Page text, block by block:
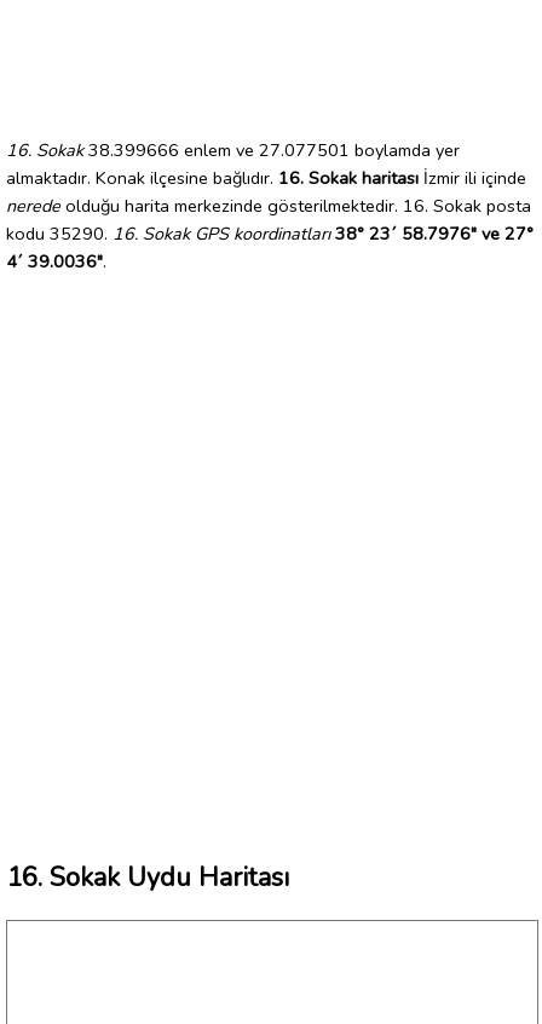
16. Sokak38.399666 enlem ve 27.077501 boylamda yer
almaktadır. Konak ilçesine bağlıdır. 16. Sokak haritası İzmir ili içinde
nerede olduğu harita merkezinde gösterilmektedir. 16. Sokak posta
kodu 35290. 16. Sokak GPS koordinatları 38° 23´ 58.7976" ve 27°
4´ 39.0036".
16. Sokak Uydu Haritası